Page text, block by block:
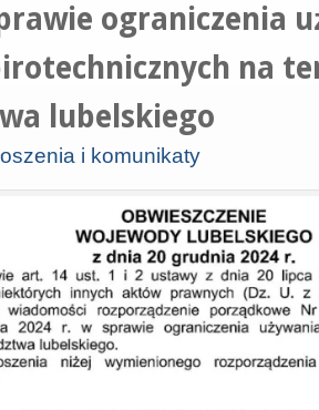
ograniczenia
na
lubelskiego
i komunikaty